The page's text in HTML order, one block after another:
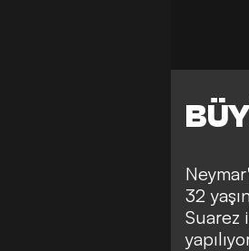
32
Suarez